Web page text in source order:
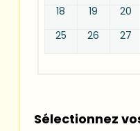
18
19 20
25
26 27
Sélectionnez